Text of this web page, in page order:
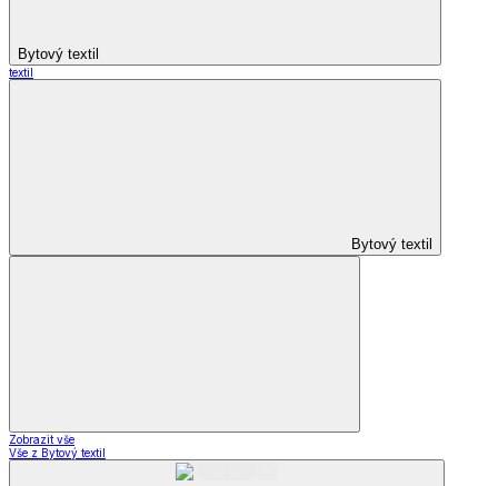
Bytový textil
textil
Bytový textil
Zobrazit vše
Vše z Bytový textil